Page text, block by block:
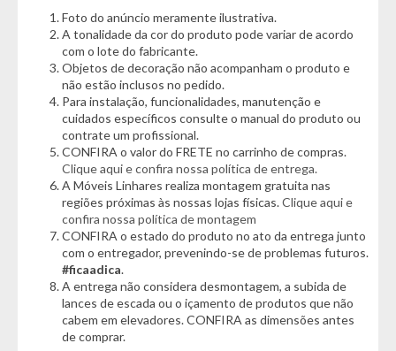
- Estrutura: MDF
- Nature/Verde
Características:
- 01 Gaveta
- 01 Porta basculante
- Puxadores embutidos
- Corrediças telescópicas
- Excelente espaço de armazenamento
- Pés de 10cm com sapatas niveladoras reguláveis
Dimensões:
- Altura: 91cm
- Largura: 80cm
- Profundidade: 52cm
*Garantia do Fornecedor: 3 Meses (Se conter vidro ou espelho
Foto do anúncio meramente ilustrativa.
A tonalidade da cor do produto pode variar de acordo
com o lote do fabricante.
Objetos de decoração não acompanham o produto e
não estão inclusos no pedido.
Para instalação, funcionalidades, manutenção e
cuidados específicos consulte o manual do produto ou
contrate um profissional.
CONFIRA o valor do FRETE no carrinho de compras.
Clique aqui e confira nossa política de entrega.
A Móveis Linhares realiza montagem gratuita nas
regiões próximas às nossas lojas físicas.Clique aqui e
confira nossa política de montagem
CONFIRA o estado do produto no ato da entrega junto
com o entregador, prevenindo-se de problemas futuros.
#ficaadica.
A entrega não considera desmontagem, a subida de
lances de escada ou o içamento de produtos que não
cabem em elevadores. CONFIRA as dimensões antes
de comprar.